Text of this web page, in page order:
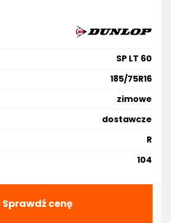
SP LT 60
185/75R16
zimowe
dostawcze
R
104
Sprawdź cenę